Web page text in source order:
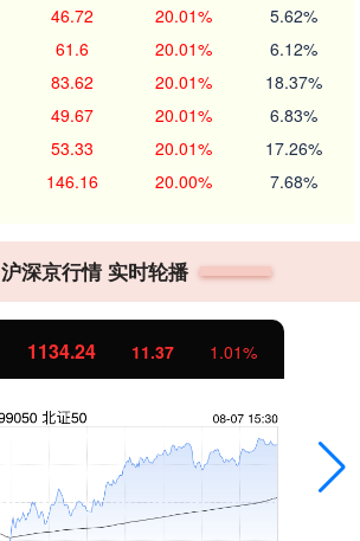
46.72 20.01% 5.62%
61.6 20.01% 6.12%
83.62 20.01% 18.37%
49.67 20.01% 6.83%
53.33 20.01% 17.26%
146.16 20.00% 7.68%
沪深京行情 实时轮播
1134.24 11.37 1.01%